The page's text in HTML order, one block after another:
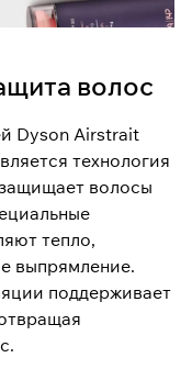
волос
Dyson Airstrait
технология
волосы
тепло,
выпрямление.
поддерживает